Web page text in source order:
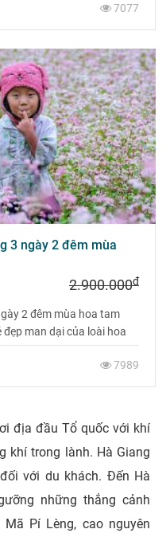
Hoàng
7077
3 ngày 2 đêm mùa
2.900.000đ
2 đêm mùa hoa tam
man dại của loài hoa
7989
địa đầu Tổ quốc với khí
khí trong lành. Hà Giang
với du khách. Đến Hà
những thắng cảnh
Pí Lèng, cao nguyên